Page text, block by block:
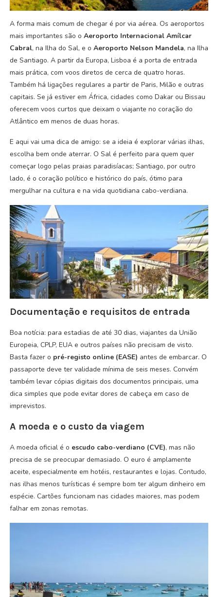
A forma mais comum de chegar é por via aérea. Os aeroportos
mais importantes são o Aeroporto Internacional Amílcar
Cabral, na Ilha do Sal, e o Aeroporto Nelson Mandela, na Ilha
de Santiago. A partir da Europa, Lisboa é a porta de entrada
mais prática, com voos diretos de cerca de quatro horas.
Também há ligações regulares a partir de Paris, Milão e outras
capitais. Se já estiver em África, cidades como Dakar ou Bissau
oferecem voos curtos que deixam o viajante no coração do
Atlântico em menos de duas horas.
E aqui vai uma dica de amigo: se a ideia é explorar várias ilhas,
escolha bem onde aterrar. O Sal é perfeito para quem quer
começar logo pelas praias paradisíacas; Santiago, por outro
lado, é o coração político e histórico do país, ótimo para
mergulhar na cultura e na vida quotidiana cabo-verdiana.
Documentação e requisitos de entrada
Boa notícia: para estadias de até 30 dias, viajantes da União
Europeia, CPLP, EUA e outros países não precisam de visto.
Basta fazer o pré-registo online (EASE) antes de embarcar. O
passaporte deve ter validade mínima de seis meses. Convém
também levar cópias digitais dos documentos principais, uma
dica simples que pode evitar dores de cabeça em caso de
imprevistos.
A moeda e o custo da viagem
A moeda oficial é o escudo cabo-verdiano (CVE), mas não
precisa de se preocupar demasiado. O euro é amplamente
aceite, especialmente em hotéis, restaurantes e lojas. Contudo,
nas ilhas menos turísticas é sempre bom ter algum dinheiro em
espécie. Cartões funcionam nas cidades maiores, mas podem
falhar em zonas remotas.